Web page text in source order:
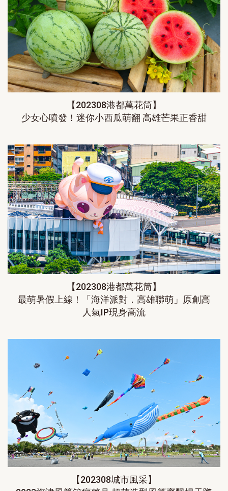
【202308港都萬花筒】
少女心噴發！迷你小西瓜萌翻 高雄芒果正香甜
【202308港都萬花筒】
最萌暑假上線！「海洋派對．高雄聯萌」原創高
人氣IP現身高流
【202308城市風采】